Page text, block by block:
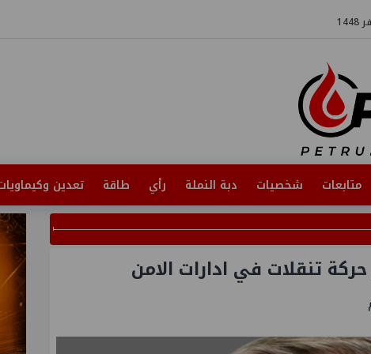
متابعات شخصيات دبة النملة رأي طاقة تعدين
تنقلات في ادارات الامن